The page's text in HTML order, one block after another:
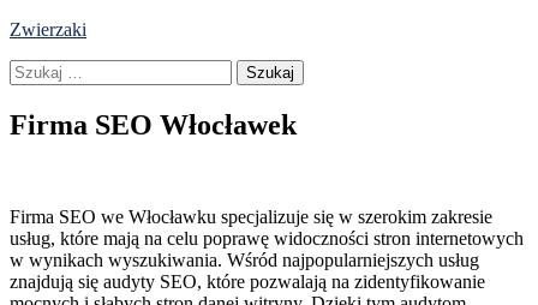
Skip
content
Zwierzaki
Szukaj:
Firma SEO Włocławek
Firma SEO we Włocławku specjalizuje się w szerokim zakresie
usług, które mają na celu poprawę widoczności stron internetowych
w wynikach wyszukiwania. Wśród najpopularniejszych usług
znajdują się audyty SEO, które pozwalają na zidentyfikowanie